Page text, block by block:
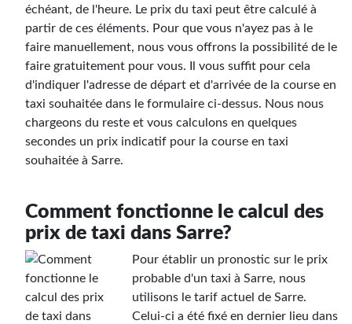
échéant, de l'heure. Le prix du taxi peut être calculé à
partir de ces éléments. Pour que vous n'ayez pas à le
faire manuellement, nous vous offrons la possibilité de le
faire gratuitement pour vous. Il vous suffit pour cela
d'indiquer l'adresse de départ et d'arrivée de la course en
taxi souhaitée dans le formulaire ci-dessus. Nous nous
chargeons du reste et vous calculons en quelques
secondes un prix indicatif pour la course en taxi
souhaitée à Sarre.
Comment fonctionne le calcul des
prix de taxi dans Sarre?
Pour établir un pronostic sur le prix
probable d'un taxi à Sarre, nous
utilisons le tarif actuel de Sarre.
Celui-ci a été fixé en dernier lieu dans